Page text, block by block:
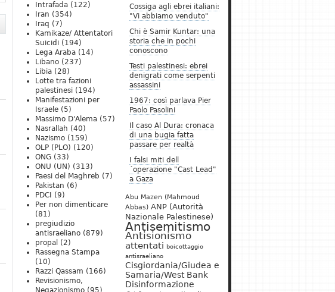
Cossiga agli ebrei italiani:
"Vi abbiamo venduto"
Chi è Samir Kuntar: una
storia che in pochi
conoscono
Testi palestinesi: ebrei
denigrati come serpenti
assassini
1967: così parlava Pier
Paolo Pasolini
Il caso Al Dura: cronaca
di una bugia fatta
passare per realtà
I falsi miti dell
´operazione "Cast Lead"
a Gaza
Abu Mazen (Mahmoud
Abbas) ANP (Autorità
Nazionale Palestinese)
Antisemitismo
Antisionismo
attentati boicottaggio
antisraeliano
Cisgiordania/Giudea e
Samaria/West Bank
Disinformazione
Intrafada (122)
Iran (354)
Iraq (7)
Kamikaze/ Attentatori
Suicidi (194)
Lega Araba (14)
Libano (237)
Libia (28)
Lotte tra fazioni
palestinesi (194)
Manifestazioni per
Israele (5)
Massimo D'Alema (57)
Nasrallah (40)
Nazismo (159)
OLP (PLO) (120)
ONG (33)
ONU (UN) (313)
Paesi del Maghreb (7)
Pakistan (6)
PDCI
(9)
Per non dimenticare
(81)
pregiudizio
antisraeliano (879)
propal (2)
Rassegna Stampa
(10)
Razzi Qassam (166)
Revisionismo,
Negazionismo (95)